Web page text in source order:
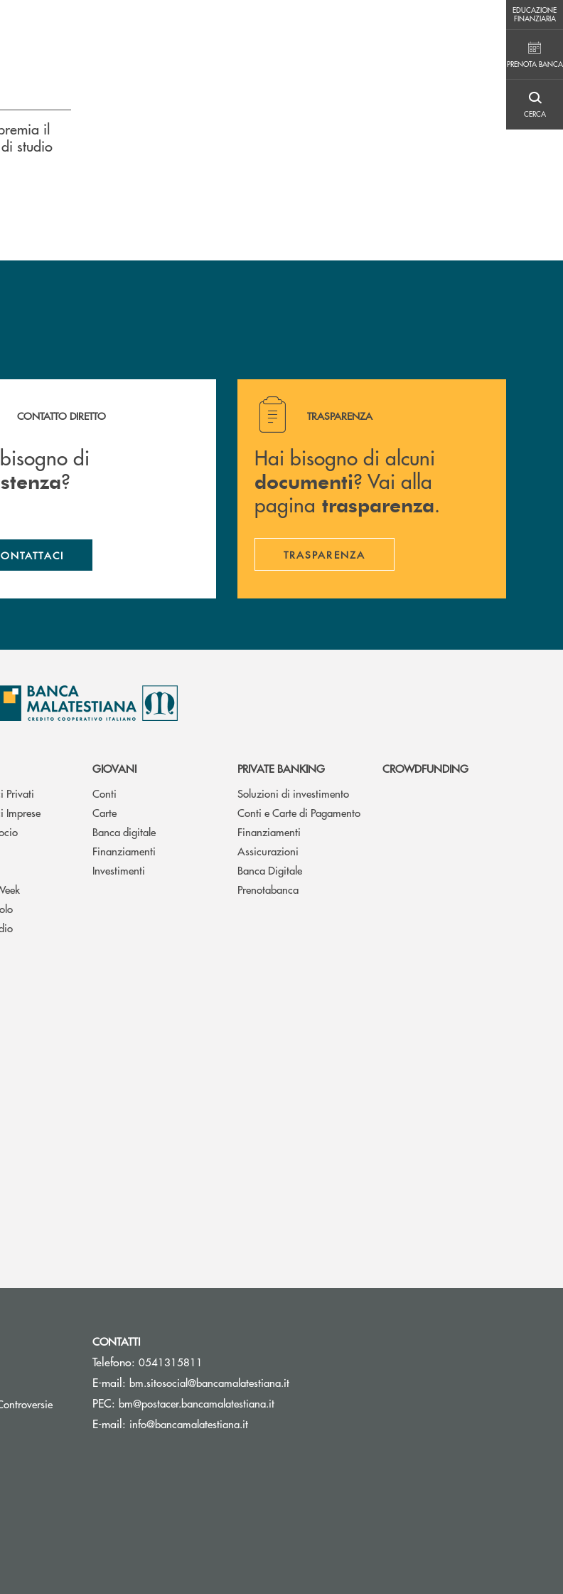
EDUCAZIONE
FINANZIARIA
PRENOTA BANCA
CERCA
il
studio
di assistenza ?&nbsp;
CONTATTO DIRETTO
di
?
Hai bisogno di alcuni documenti ? Vai alla pagina
TRASPARENZA
Hai bisogno di alcuni
documenti? Vai alla
pagina trasparenza.
TRASPARENZA
Privati
Imprese
GIOVANI
Conti
Carte
Banca digitale
Finanziamenti
Investimenti
PRIVATE BANKING
Soluzioni di investimento
Conti e Carte di Pagamento
Finanziamenti
Assicurazioni
Banca Digitale
Prenotabanca
CROWDFUNDING
finestra
Apre una nuova finestra
nuova finestra
finestra
finestra
una nuova finestra
nuova finestra
CONTATTI
Telefono: 0541315811
E-mail: bm.sitosocial@bancamalatestiana.it(si apre l’app di posta elettronica)
PEC: bm@postacer.bancamalatestiana.it(si apre l’app di posta elettronica)
E-mail: info@bancamalatestiana.it(si apre l’app di posta elettronica)